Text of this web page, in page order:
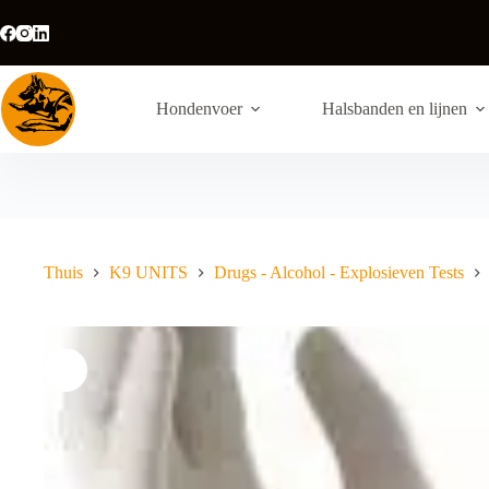
naar
de
inhoud
Hondenvoer Halsbanden en lijnen
Thuis K9 UNITS Drugs - Alcohol - Explosieven Tests